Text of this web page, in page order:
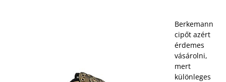
Berkemann
cipőt azért
érdemes
vásárolni,
mert
különleges